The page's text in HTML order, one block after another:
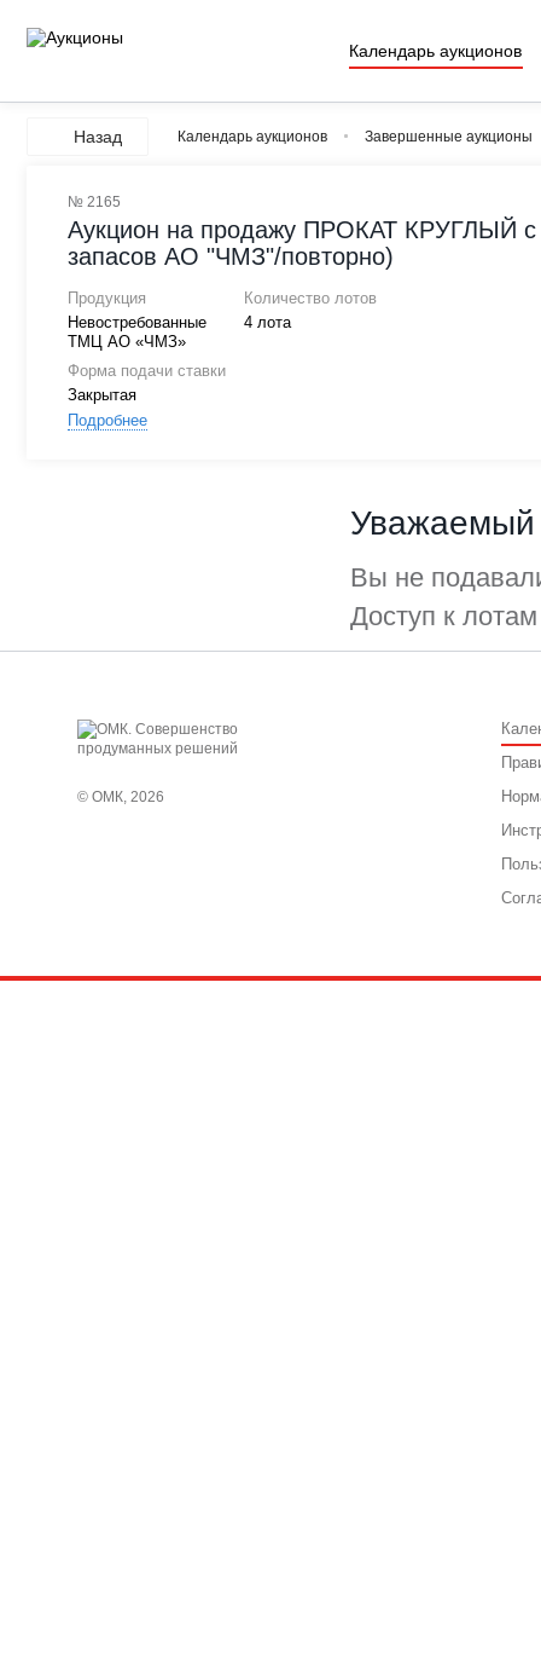
Календарь аукционов
Назад Календарь аукционов Завершенные аукционы
№ 2165
Аукцион на продажу ПРОКАТ КРУГЛЫЙ с
запасов АО "ЧМЗ"/повторно)
Продукция
Невостребованные
ТМЦ АО «ЧМЗ»
Количество лотов
4 лота
Форма подачи ставки
Закрытая
Подробнее
Уважаемый
Вы не
Доступ к
© ОМК, 2026